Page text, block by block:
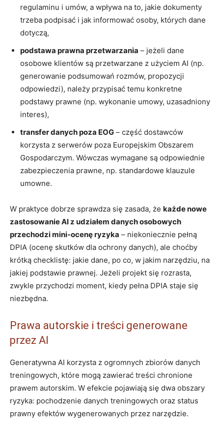
regulaminu i umów, a wpływa na to, jakie dokumenty
trzeba podpisać i jak informować osoby, których dane
dotyczą,
podstawa prawna przetwarzania – jeżeli dane
osobowe klientów są przetwarzane z użyciem AI (np.
generowanie podsumowań rozmów, propozycji
odpowiedzi), należy przypisać temu konkretne
podstawy prawne (np. wykonanie umowy, uzasadniony
interes),
transfer danych poza EOG – część dostawców
korzysta z serwerów poza Europejskim Obszarem
Gospodarczym. Wówczas wymagane są odpowiednie
zabezpieczenia prawne, np. standardowe klauzule
umowne.
W praktyce dobrze sprawdza się zasada, że każde nowe
zastosowanie AI z udziałem danych osobowych
przechodzi mini-ocenę ryzyka – niekoniecznie pełną
DPIA (ocenę skutków dla ochrony danych), ale choćby
krótką checklistę: jakie dane, po co, w jakim narzędziu, na
jakiej podstawie prawnej. Jeżeli projekt się rozrasta,
zwykle przychodzi moment, kiedy pełna DPIA staje się
niezbędna.
Prawa autorskie i treści generowane
przez AI
Generatywna AI korzysta z ogromnych zbiorów danych
treningowych, które mogą zawierać treści chronione
prawem autorskim. W efekcie pojawiają się dwa obszary
ryzyka: pochodzenie danych treningowych oraz status
prawny efektów wygenerowanych przez narzędzie.